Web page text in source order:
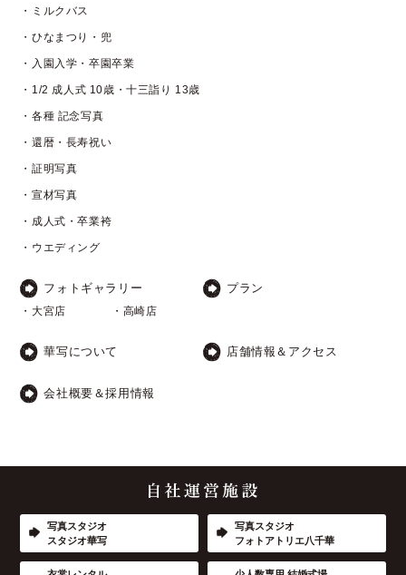
・ミルクバス
・ひなまつり・兜
・入園入学・卒園卒業
・1/2 成人式 10歳・十三詣り 13歳
・各種 記念写真
・還暦・長寿祝い
・証明写真
・宣材写真
・成人式・卒業袴
・ウエディング
フォトギャラリー
・大宮店 ・高崎店
プラン
華写について 店舗情報＆アクセス
会社概要＆採用情報
写真スタジオ
スタジオ華写
写真スタジオ
フォトアトリエ八千華